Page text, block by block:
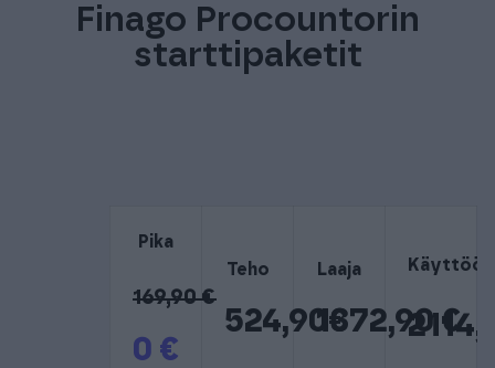
Finago Procountorin
starttipaketit
Pika
169,90 €
0 €
Teho
524,90€
Laaja
1372,90 €